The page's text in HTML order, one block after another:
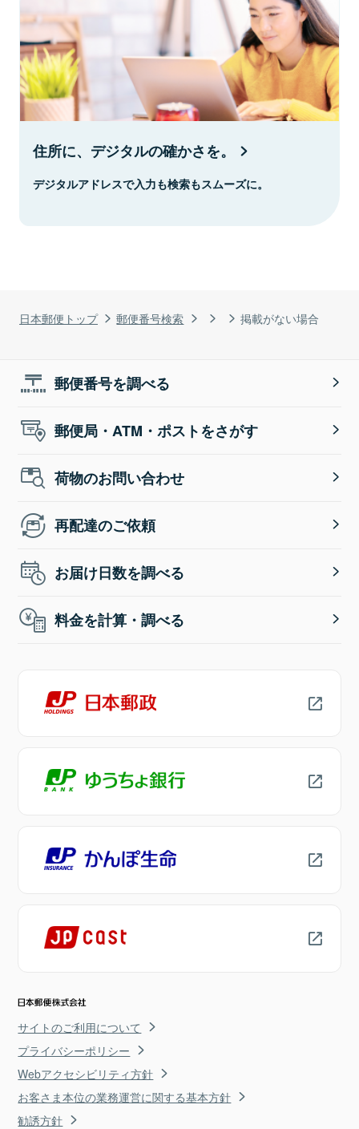
日本郵便トップ 郵便番号検索 掲載がない場合
住所に、デジタルの確かさを。
デジタルアドレスで入力も検索もスムーズに。
郵便番号を調べる
郵便局・ATM・ポストをさがす
荷物のお問い合わせ
再配達のご依頼
お届け日数を調べる
料金を計算・調べる
サイトのご利用について
プライバシーポリシー
Webアクセシビリティ方針
お客さま本位の業務運営に関する基本方針
勧誘方針